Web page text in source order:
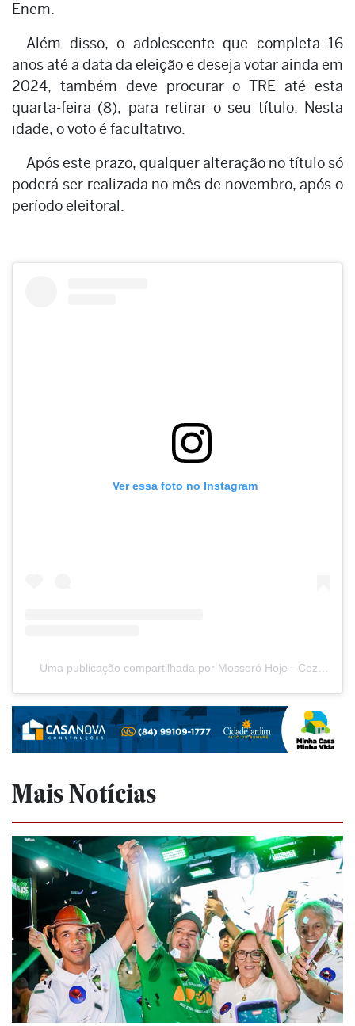
Enem.
Além disso, o adolescente que completa 16
anos até a data da eleição e deseja votar ainda em
2024, também deve procurar o TRE até esta
quarta-feira (8), para retirar o seu título. Nesta
idade, o voto é facultativo.
Após este prazo, qualquer alteração no título só
poderá ser realizada no mês de novembro, após o
período eleitoral.
Ver essa foto no Instagram
Mais Notícias